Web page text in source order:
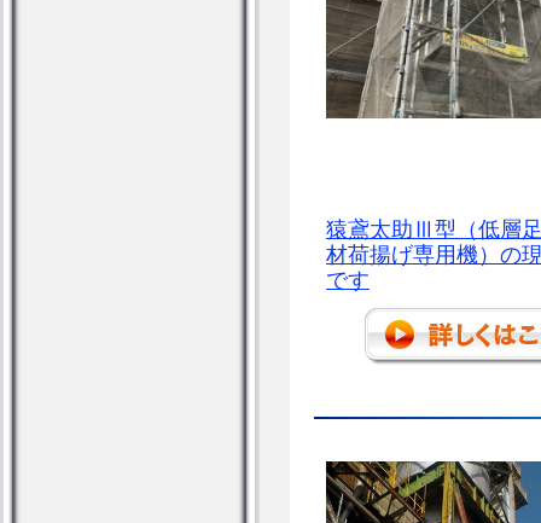
猿鳶太助Ⅲ型（低層
材荷揚げ専用機）の
です